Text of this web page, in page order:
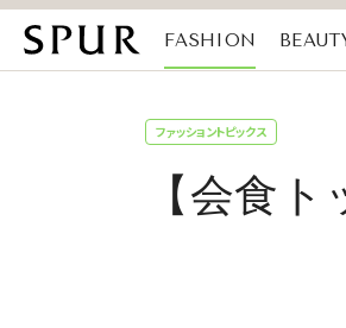
FASHION
ファッショントピックス
【会食